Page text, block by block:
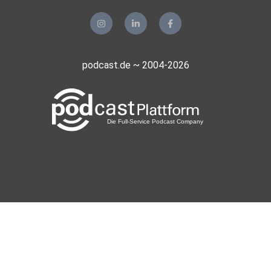
podcast.de ~ 2004-2026